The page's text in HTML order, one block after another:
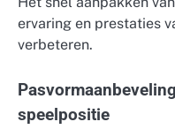
ervaring en prestaties
verbeteren.
speelpositie